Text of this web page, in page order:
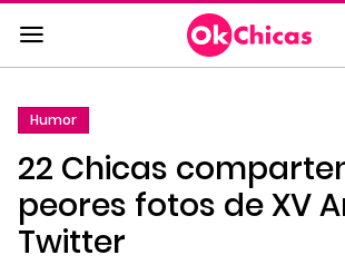
Saltar
al
contenido
a
la
navegación
principal
Humor
22 Chicas
peores fotos de XV
Twitter